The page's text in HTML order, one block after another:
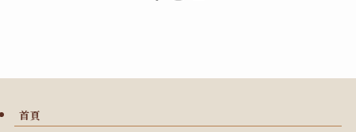
首頁